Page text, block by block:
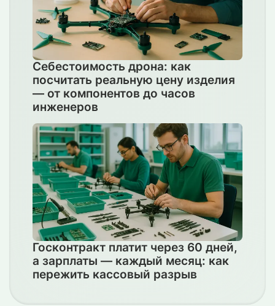
Себестоимость дрона: как
посчитать реальную цену изделия
— от компонентов до часов
инженеров
Госконтракт платит через 60 дней,
а зарплаты — каждый месяц: как
пережить кассовый разрыв